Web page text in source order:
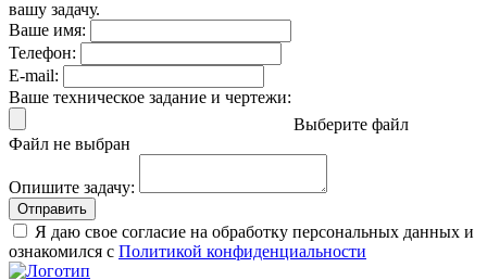
вашу задачу.
Ваше имя:
Телефон:
E-mail:
Ваше техническое задание и чертежи:
Выберите файл
Файл не выбран
Опишите задачу:
Отправить
Я даю свое согласие на обработку персональных данных и
ознакомился с Политикой конфиденциальности